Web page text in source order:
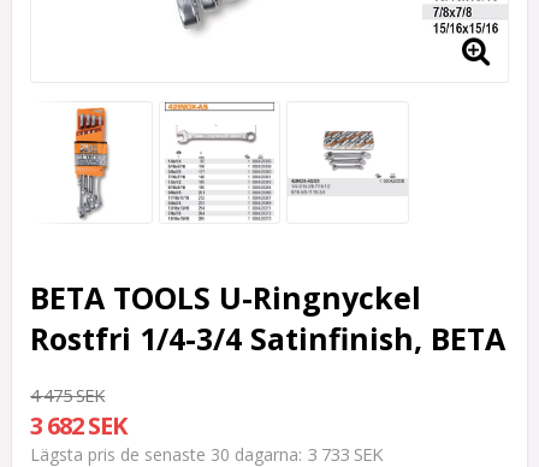
BETA TOOLS U-Ringnyckel
Rostfri 1/4-3/4 Satinfinish, BETA
4 475 SEK
3 682 SEK
Lägsta pris de senaste 30 dagarna 3 733 SEK